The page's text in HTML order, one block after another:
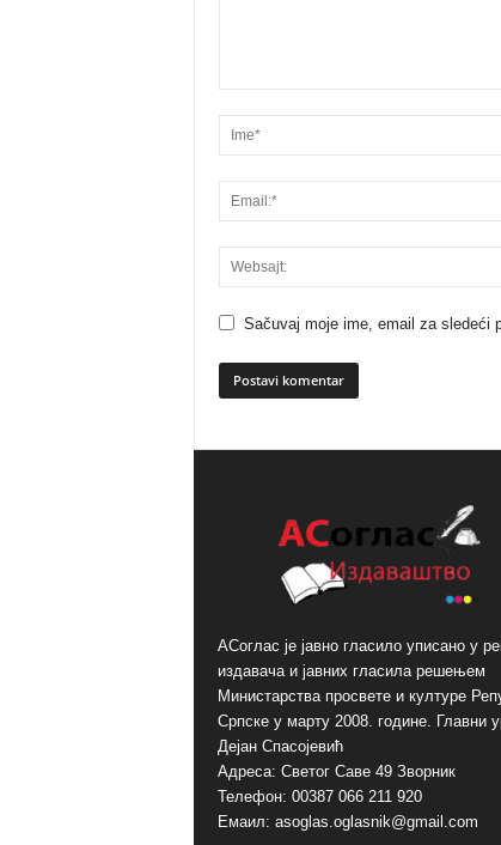
Sačuvaj moje ime, email za sledeći
i
e
:
АСоглас је јавно гласило уписано у
издавача и јавних гласила решењем
Министарства просвете и културе
Српске у марту 2008. године. Главни
Дејан Спасојевић
Адреса: Светог Саве 49 Зворник
Телефон: 00387 066 211 920
Емаил: asoglas.oglasnik@gmail.com